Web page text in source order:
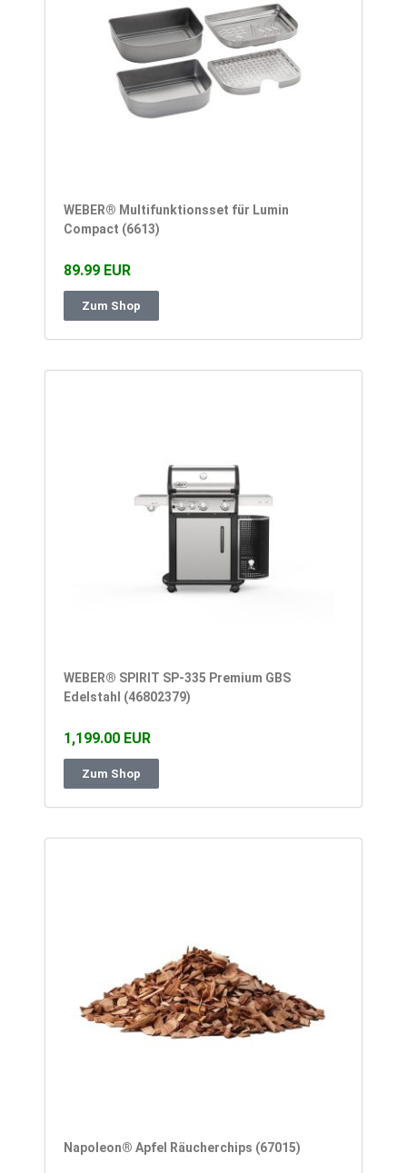
WEBER® Multifunktionsset für Lumin
Compact (6613)
89.99 EUR
Zum Shop
WEBER® SPIRIT SP-335 Premium GBS
Edelstahl (46802379)
1,199.00 EUR
Zum Shop
Napoleon® Apfel Räucherchips (67015)